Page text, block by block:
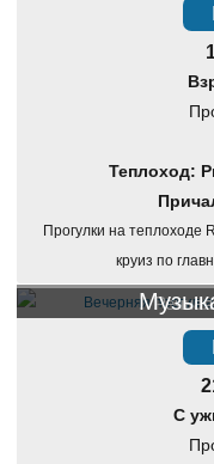
Теплоход:
Прогулки на теплоходе
круиз по
С